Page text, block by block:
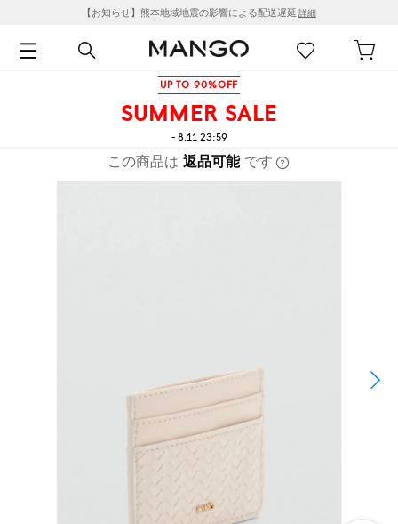
【お知らせ】熊本地域地震の影響による配送遅延 詳細
UP TO 90%OFF
SUMMER SALE
- 8.11 23:59
この商品は 返品可能 です